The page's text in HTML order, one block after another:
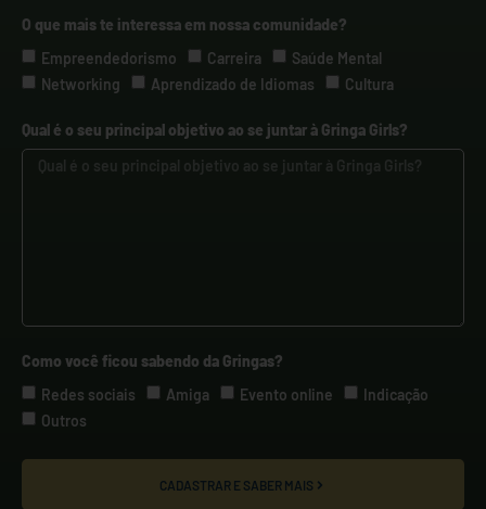
O que mais te interessa em nossa comunidade?
Empreendedorismo
Carreira
Saúde Mental
Networking
Aprendizado de Idiomas Cultura
Qual é o seu principal objetivo ao se juntar à Gringa Girls?
Como você ficou sabendo da Gringas?
Redes sociais
Amiga Evento online
Indicação
Outros
CADASTRAR E SABER MAIS